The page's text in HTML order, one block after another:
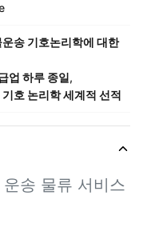
송 기호논리학에 대한
업 하루 종일,
호 논리학 세계적 선적
송 물류 서비스